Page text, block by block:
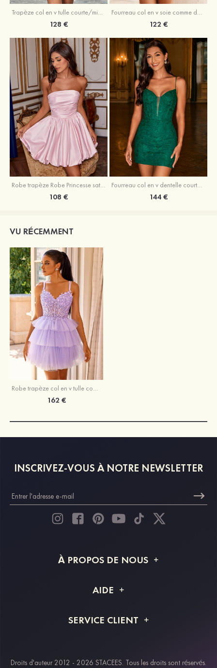
128 € 122 €
Robe trapèze Robe Princesse satin sans manches courte/mini robe de fête de la rentrée
108 €
Fourreau col en v dentelle courte/mini robe de fête de la rentré avec perles
144 €
VU RÉCEMMENT
Robe trapèze col en v tulle courte/mini robe de fête de la rentrée
162 €
INSCRIVEZ-VOUS À NOTRE NEWSLETTER
À PROPOS DE NOUS
Livraison
AIDE
Retour et remboursement
SERVICE CLIENT
Droits d'auteur 2012 - 2026 STACEES. Tous les droits sont réservés.